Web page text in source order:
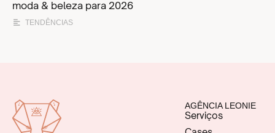
moda & beleza para 2026
TENDÊNCIAS
AGÊNCIA LEONIE
Serviços